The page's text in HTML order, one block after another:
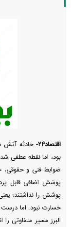
اقتصاد۲۴-
حادثه آتش
بود، اما نقطه عطفی
ضوابط فنی و حقوقی،
پوشش اضافی قابل
پوشش را نداشتند؛
خسارت نبود. اما درست
البرز مسیر متفاوتی